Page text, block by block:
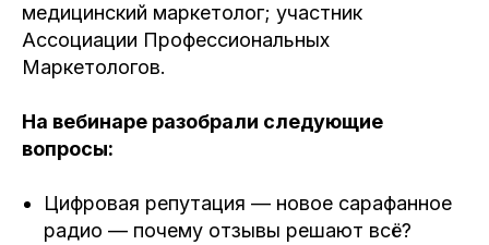
медицинский маркетолог; участник
Ассоциации Профессиональных
Маркетологов.
На вебинаре разобрали следующие
вопросы:
Цифровая репутация — новое сарафанное
радио — почему отзывы решают всё?